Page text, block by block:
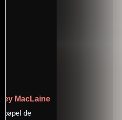
MacLaine
papel de